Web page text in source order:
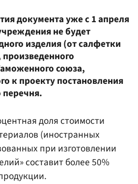
документа уже с 1 апреля
не будет
изделия (от салфетки
союза,
к проекту постановления
перечня.
доля стоимости
(иностранных
при изготовлении
составит более 50%